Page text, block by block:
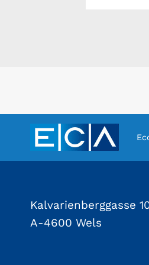
Kalvarienberggasse
A-4600 Wels